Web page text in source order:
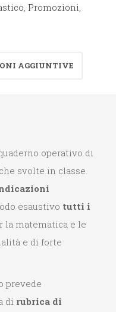
Promozioni
AGGIUNTIVE
operativo di
svolte in classe.
esaustivo tutti i
la matematica e le
e di forte
prevede
di rubrica di